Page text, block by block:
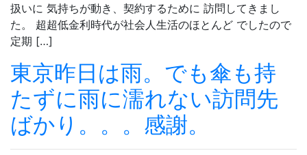
扱いに 気持ちが動き、契約するために 訪問してきまし
た。 超超低金利時代が社会人生活のほとんど でしたので
定期 […]
東京昨日は雨。でも傘も持
たずに雨に濡れない訪問先
ばかり。。。感謝。